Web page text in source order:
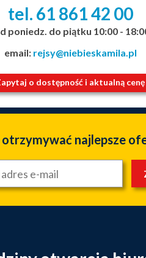
tel. 61 86142 00
poniedz. do piątku 10:00 -
email: rejsy@niebieskamila.pl
o dostępność i aktualną cenę
najlepsze